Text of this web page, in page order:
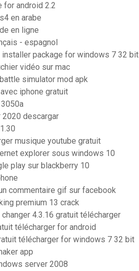
for android 2.2
en arabe
en ligne
- espagnol
package for windows 7 32 bit
vidéo sur mac
simulator mod apk
iphone gratuit
2020 descargar
musique youtube gratuit
explorer sous windows 10
play sur blackberry 10
commentaire gif sur facebook
premium 13 crack
4.3.16 gratuit télécharger
télécharger for android
télécharger for windows 7 32 bit
app
server 2008